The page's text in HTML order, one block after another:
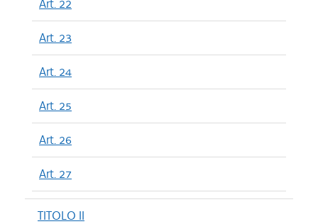
Art. 22
Art. 23
Art. 24
Art. 25
Art. 26
Art. 27
TITOLO II